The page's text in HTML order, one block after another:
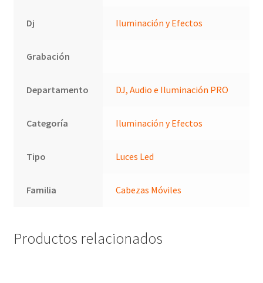
Dj Iluminación y Efectos
Grabación
Departamento DJ, Audio e Iluminación PRO
Categoría Iluminación y Efectos
Tipo Luces Led
Familia Cabezas Móviles
Productos relacionados